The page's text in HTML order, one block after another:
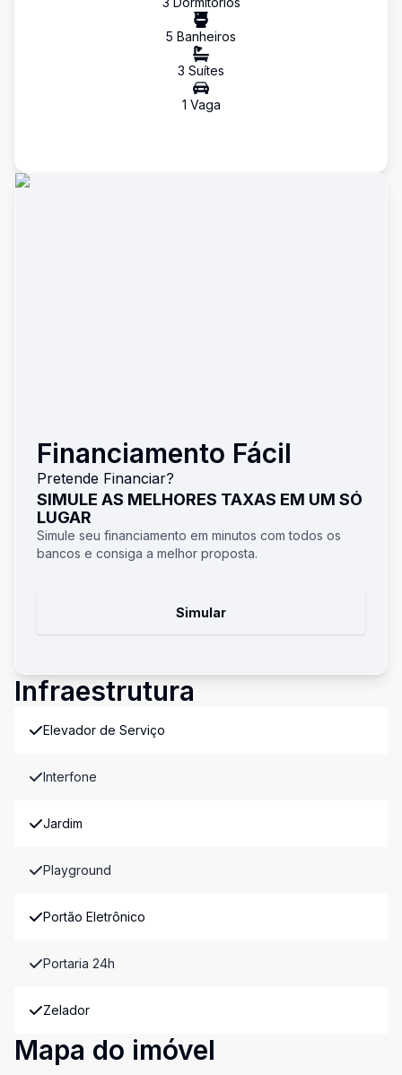
5 Banheiros
3 Suítes
1 Vaga
Financiamento Fácil
Pretende Financiar?
SIMULE AS MELHORES TAXAS EM UM SÓ
LUGAR
Simule seu financiamento em minutos com todos os
bancos e consiga a melhor proposta.
Simular
Infraestrutura
Elevador de Serviço
Interfone
Jardim
Playground
Portão Eletrônico
Portaria 24h
Zelador
Mapa do imóvel